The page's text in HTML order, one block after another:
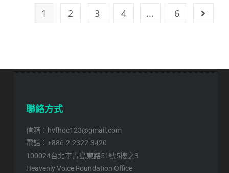
1 2 3 4 ... 6
聯絡方式
信箱：hvfhoc123@gmail.com
電話：+886-2-2322-3420
100024台北市青島東路51號5樓之3
Heavenly Voice Foundation Office